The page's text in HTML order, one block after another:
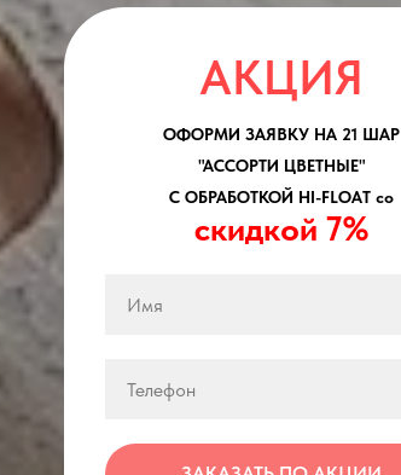
АКЦИЯ
ОФОРМИ ЗАЯВКУ НА 21 ШАР
"АССОРТИ ЦВЕТНЫЕ"
С ОБРАБОТКОЙ HI-FLOAT со
скидкой 7%